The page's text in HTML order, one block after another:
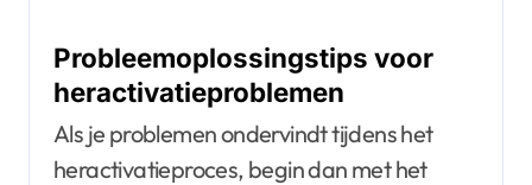
Probleemoplossingstips voor
heractivatieproblemen
Als je problemen ondervindt tijdens het
heractivatieproces, begin dan met het